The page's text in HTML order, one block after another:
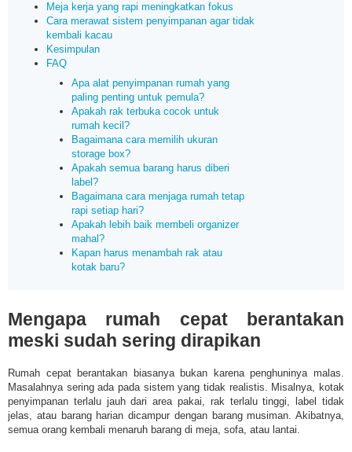
Meja kerja yang rapi meningkatkan fokus
Cara merawat sistem penyimpanan agar tidak
kembali kacau
Kesimpulan
FAQ
Apa alat penyimpanan rumah yang
paling penting untuk pemula?
Apakah rak terbuka cocok untuk
rumah kecil?
Bagaimana cara memilih ukuran
storage box?
Apakah semua barang harus diberi
label?
Bagaimana cara menjaga rumah tetap
rapi setiap hari?
Apakah lebih baik membeli organizer
mahal?
Kapan harus menambah rak atau
kotak baru?
Mengapa rumah cepat berantakan
meski sudah sering dirapikan
Rumah cepat berantakan biasanya bukan karena penghuninya malas.
Masalahnya sering ada pada sistem yang tidak realistis. Misalnya, kotak
penyimpanan terlalu jauh dari area pakai, rak terlalu tinggi, label tidak
jelas, atau barang harian dicampur dengan barang musiman. Akibatnya,
semua orang kembali menaruh barang di meja, sofa, atau lantai.